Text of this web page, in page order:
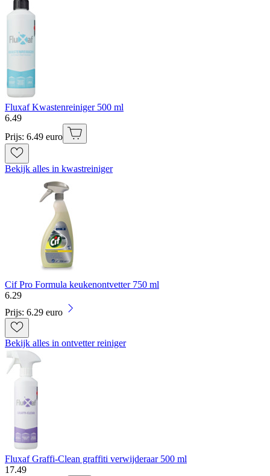
Fluxaf Kwastenreiniger 500 ml
6.49
Prijs: 6.49 euro
Bekijk alles in kwastreiniger
Cif Pro Formula keukenontvetter 750 ml
6.29
Prijs: 6.29 euro
Bekijk alles in ontvetter reiniger
Fluxaf Graffi-Clean graffiti verwijderaar 500 ml
17.49